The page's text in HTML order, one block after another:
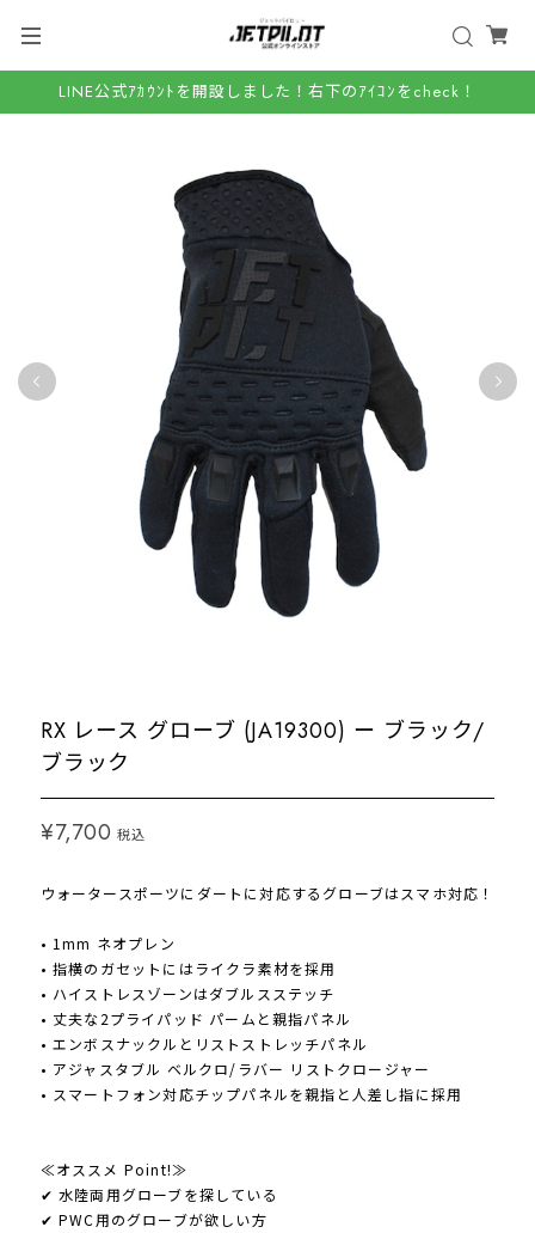
LINE公式ｱｶｳﾝﾄを開設しました！右下のｱｲｺﾝをcheck！
RX レース グローブ (JA19300) ー ブラック/
ブラック
¥7,700 税込
ウォータースポーツにダートに対応するグローブはスマホ対応！
• 1mm ネオプレン
• 指横のガセットにはライクラ素材を採用
• ハイストレスゾーンはダブルスステッチ
• 丈夫な2プライパッド パームと親指パネル
• エンボスナックルとリストストレッチパネル
• アジャスタブル ベルクロ/ラバー リストクロージャー
• スマートフォン対応チップパネルを親指と人差し指に採用
≪オススメ Point!≫
✔ 水陸両用グローブを探している
✔ PWC用のグローブが欲しい方